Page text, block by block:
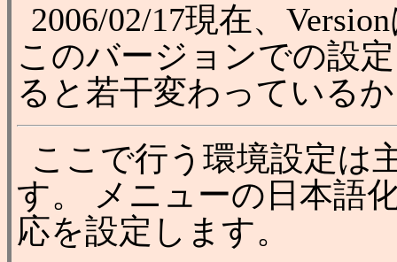
2006/02/17現在、
このバージョンでの設
ると若干変わっている
ここで行う環境設定は
す。 メニューの日本語
応を設定します。